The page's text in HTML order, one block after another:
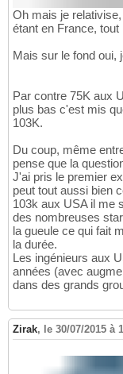
Oh mais je
étant en France,
Mais sur le fond oui,
Par contre 75K aux
plus bas c'est mis
103K.
Du coup, même
pense que la
J'ai pris le premier
peut tout aussi bien
103k aux USA il me
des nombreuses
la gueule ce qui fait
la durée.
Les ingénieurs aux
années (avec
dans des grands
Zirak, le 30/07/2015 à